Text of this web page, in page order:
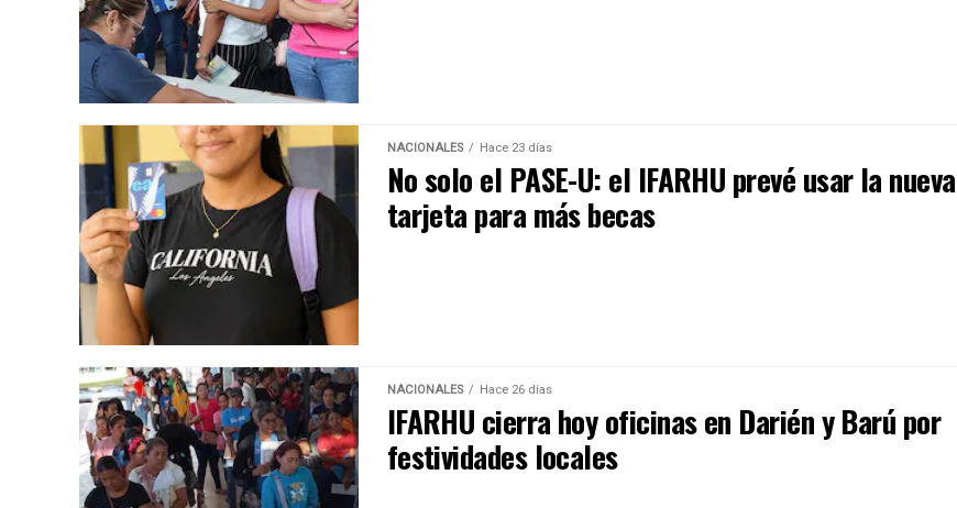
NACIONALES Hace 23 días
No solo el PASE-U: el IFARHU prevé usar la nueva
tarjeta para más becas
NACIONALES Hace 26 días
IFARHU cierra hoy oficinas en Darién y Barú por
festividades locales